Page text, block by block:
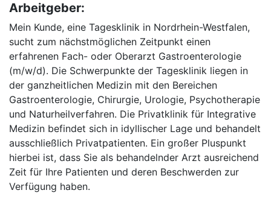
Arbeitgeber:
Mein Kunde, eine Tagesklinik in Nordrhein-Westfalen,
sucht zum nächstmöglichen Zeitpunkt einen
erfahrenen Fach- oder Oberarzt Gastroenterologie
(m/w/d). Die Schwerpunkte der Tagesklinik liegen in
der ganzheitlichen Medizin mit den Bereichen
Gastroenterologie, Chirurgie, Urologie, Psychotherapie
und Naturheilverfahren. Die Privatklinik für Integrative
Medizin befindet sich in idyllischer Lage und behandelt
ausschließlich Privatpatienten. Ein großer Pluspunkt
hierbei ist, dass Sie als behandelnder Arzt ausreichend
Zeit für Ihre Patienten und deren Beschwerden zur
Verfügung haben.